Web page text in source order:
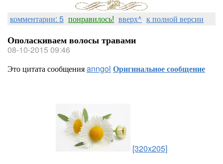
комментарии: 5 понравилось! вверх^ к полной версии
Ополаскиваем волосы травами
08-10-2015 09:46
Это цитата сообщенияanngol Оригинальное сообщение
[320x205]